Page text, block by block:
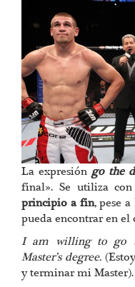
La expresión go the
final». Se utiliza
principio a fin, pese
pueda encontrar en el
I am willing to go
Master’s degree.
y terminar mi Master).